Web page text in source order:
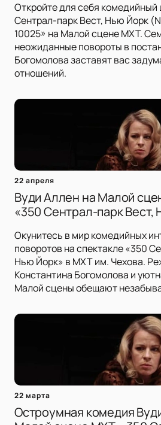
Откройте для себя
Сентрал-парк Вест, Нью Йорк
10025» на Малой сцене МХТ.
неожиданные повороты в
Богомолова заставят вас
отношений.
22 апреля
Вуди Аллен на Малой
«350 Сентрал-парк Вест,
Окунитесь в мир комедийных
поворотов на спектакле «350
Нью Йорк» в МХТ им. Чехова.
Константина Богомолова и
Малой сцены обещают
22 марта
Остроумная комедия